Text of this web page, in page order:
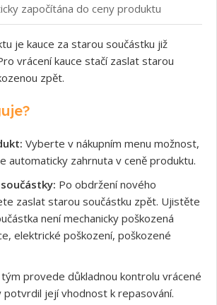
započítána do ceny produktu
je kauce za starou součástku již
vrácení kauce stačí zaslat starou
zpět.
Vyberte v nákupním menu možnost,
automaticky zahrnuta v ceně produktu.
Po obdržení nového
zaslat starou součástku zpět. Ujistěte
není mechanicky poškozená
elektrické poškození, poškozené
tým provede důkladnou kontrolu vrácené
potvrdil její vhodnost k repasování.